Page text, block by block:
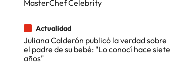
MasterChef Celebrity
Actualidad
Juliana Calderón publicó la verdad sobre
el padre de su bebé: "Lo conocí hace siete
años"